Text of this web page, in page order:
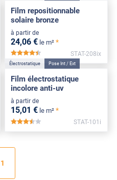
Film repositionnable
solaire bronze
à partir de
24,06 € le m² *
*****
STAT-208ix
Électrostatique Pose Int / Ext
Film électrostatique
incolore anti-uv
à partir de
15,01 € le m² *
*****
STAT-101i
1